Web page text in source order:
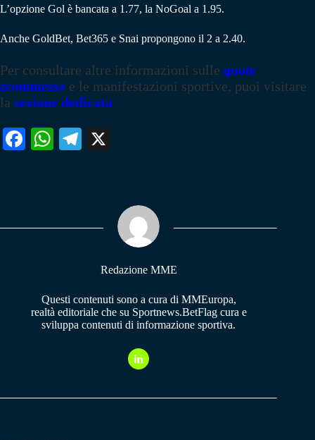
L’opzione Gol è bancata a 1.77, la NoGoal a 1.95.
Anche GoldBet, Bet365 e Snai propongono il 2 a 2.40.
Per consultare altre informazioni sulle quote
scommesse e le manifestazioni sportive, puoi visitare
la sezione dedicata
Fa W
pp
Te
m
Redazione MME
Questi contenuti sono a cura di MMEuropa,
realtà editoriale che su Sportnews.BetFlag cura e
sviluppa contenuti di informazione sportiva.